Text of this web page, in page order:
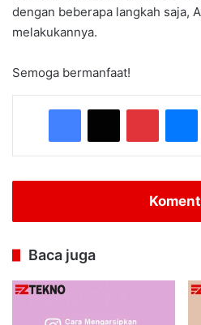
dengan beberapa langkah saja,
melakukannya.
Semoga bermanfaat!
Facebook
X Pinterest
Baca juga